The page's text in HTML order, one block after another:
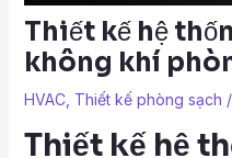
Thiết kế hệ
không khí
HVAC, Thiết kế phòng sạch /
Thiết kế hệ